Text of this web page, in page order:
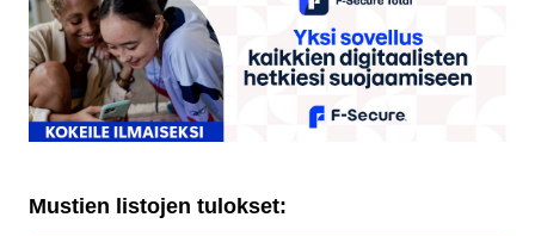
Mustien listojen tulokset: